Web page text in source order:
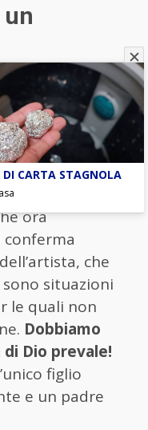
sono ancora
alla morte
a quanto
social ci sono
la scena.
un malore
ora
conferma
che
situazioni
le quali non
Dobbiamo
Dio prevale!
figlio
e un padre
CARTA STAGNOLA